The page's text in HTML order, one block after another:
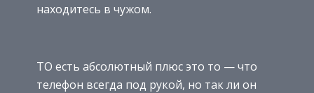
находитесь в чужом.
ТО есть абсолютный плюс это то — что
телефон всегда под рукой, но так ли он